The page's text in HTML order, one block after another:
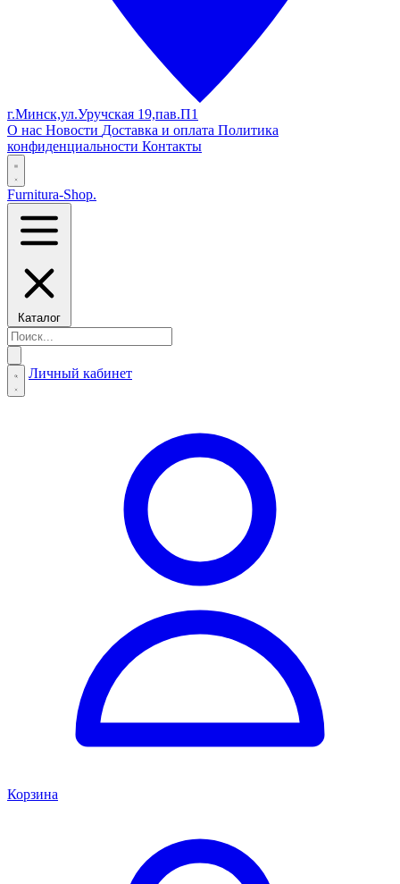
г.Минск,ул.Уручская 19,пав.П1
О нас Новости Доставка и оплата Политика
конфиденциальности Контакты
Furnitura-Shop.
Каталог
Личный кабинет
Корзина